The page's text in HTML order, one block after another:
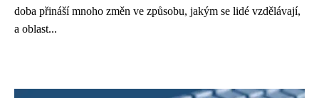
doba přináší mnoho změn ve způsobu, jakým se lidé vzdělávají,
a oblast...